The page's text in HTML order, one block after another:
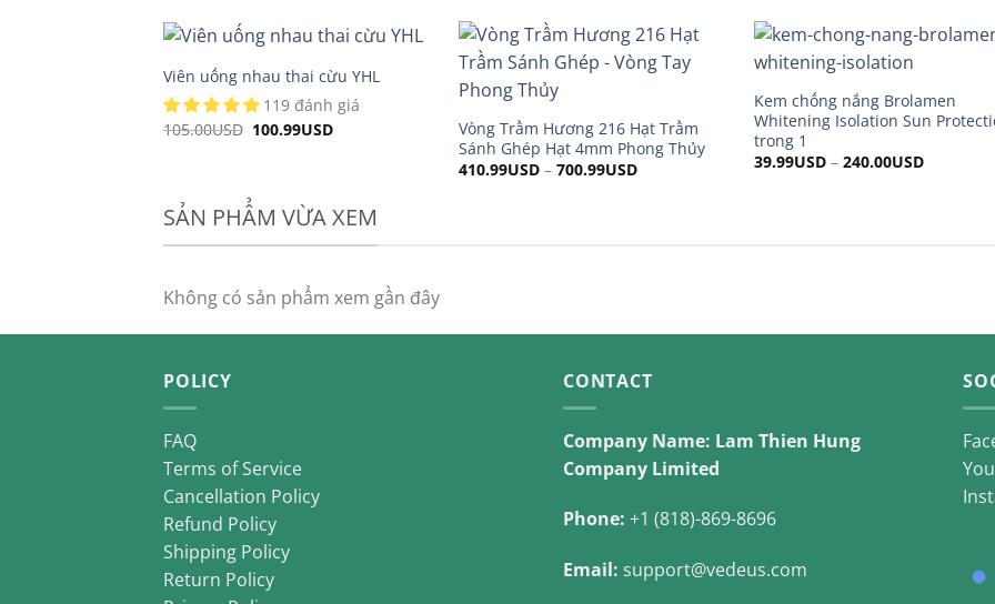
Viên uống nhau thai cừu YHL
119 đánh giá
105.00USD Original
100.99USD
Vòng Trầm Hương 216 Hạt Trầm
Sánh Ghép Hạt 4mm Phong Thủy
410.99USD –700.99USD
Kem chống nắng Brolamen
Whitening Isolation Sun
trong 1
39.99USD –240.00USD
SẢN PHẨM VỪA XEM
Không có sản phẩm xem gần đây
POLICY
FAQ
Terms of Service
Cancellation Policy
Refund Policy
Shipping Policy
Return Policy
CONTACT
Company Name: Lam Thien Hung
Company Limited
Phone: +1 (818)-869-8696
Email: support@vedeus.com